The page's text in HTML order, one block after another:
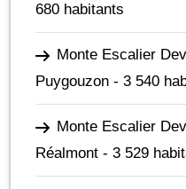
680 habitants
Monte Escalier
Puygouzon - 3 540
Monte Escalier
Réalmont - 3 529